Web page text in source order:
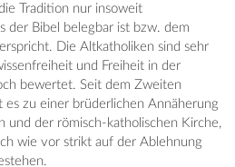
Tradition nur insoweit
der Bibel belegbar ist bzw. dem
Die Altkatholiken sind sehr
und Freiheit in der
bewertet. Seit dem Zweiten
es zu einer brüderlichen Annäherung
und der römisch-katholischen Kirche,
wie vor strikt auf der Ablehnung